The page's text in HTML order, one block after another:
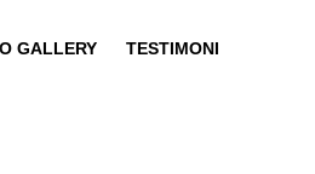
GALLERY TESTIMONI